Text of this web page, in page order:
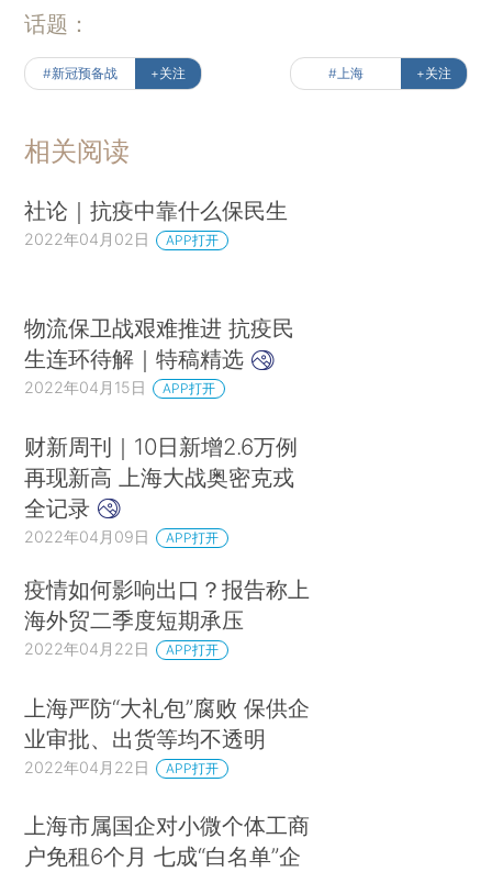
话题：
#新冠预备战 +关注 #上海 +关注
相关阅读
社论｜抗疫中靠什么保民生
2022年04月02日 APP打开
物流保卫战艰难推进 抗疫民
生连环待解｜特稿精选
2022年04月15日 APP打开
财新周刊｜10日新增2.6万例
再现新高 上海大战奥密克戎
全记录
2022年04月09日 APP打开
疫情如何影响出口？报告称上
海外贸二季度短期承压
2022年04月22日 APP打开
上海严防“大礼包”腐败 保供企
业审批、出货等均不透明
2022年04月22日 APP打开
上海市属国企对小微个体工商
户免租6个月 七成“白名单”企